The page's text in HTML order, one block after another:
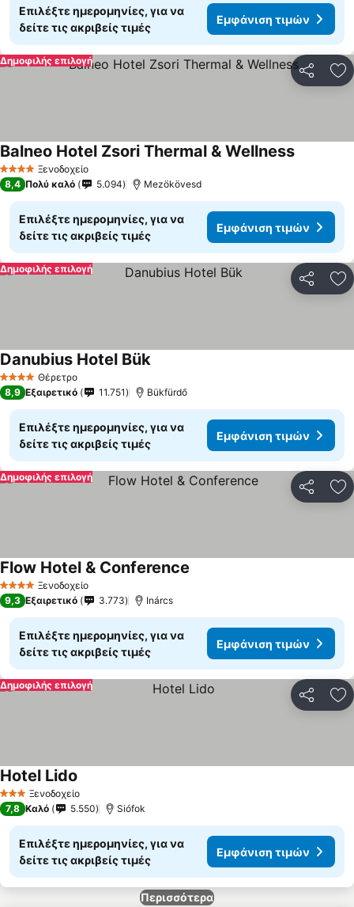
Επιλέξτε ημερομηνίες, για να
δείτε τις ακριβείς τιμές
Εμφάνιση τιμών
Δημοφιλής επιλογή
4 ΑστέριαΞενοδοχείο
Balneo Hotel Zsori Thermal & Wellness
8,4 Πολύ καλό 5.094 Mezökövesd
Επιλέξτε ημερομηνίες, για να
δείτε τις ακριβείς τιμές
Εμφάνιση τιμών
Δημοφιλής επιλογή
4 ΑστέριαΘέρετρο
Danubius Hotel Bük
8,9 Εξαιρετικό 11.751 Bükfürdő
Επιλέξτε ημερομηνίες, για να
δείτε τις ακριβείς τιμές
Εμφάνιση τιμών
Δημοφιλής επιλογή
4 ΑστέριαΞενοδοχείο
Flow Hotel & Conference
9,3 Εξαιρετικό 3.773 Inárcs
Επιλέξτε ημερομηνίες, για να
δείτε τις ακριβείς τιμές
Εμφάνιση τιμών
Δημοφιλής επιλογή
3 ΑστέριαΞενοδοχείο
Hotel Lido
7,8 Καλό 5.550 Siófok
Επιλέξτε ημερομηνίες, για να
δείτε τις ακριβείς τιμές
Εμφάνιση τιμών
Περισσότερα